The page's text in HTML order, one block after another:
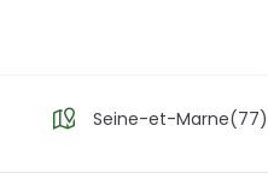
Seine-et-Marne(77)